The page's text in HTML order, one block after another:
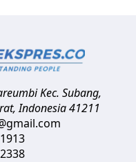
Kec. Subang,
,Indonesia41211